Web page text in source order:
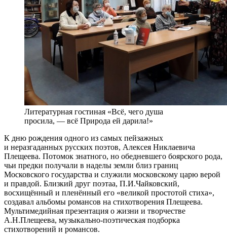
Литературная гостиная «Всё, чего душа
просила, — всё Природа ей дарила!»
К дню рождения одного из самых пейзажных
и неразгаданных русских поэтов, Алексея Никлаевича
Плещеева. Потомок знатного, но обедневшего боярского рода,
чьи предки получали в наделы земли близ границ
Московского государства и служили московскому царю верой
и правдой. Близкий друг поэтаа, П.И.Чайковский,
восхищённый и пленённый его «великой простотой стиха»,
создавал альбомы романсов на стихотворения Плещеева.
Мультимедийная презентация о жизни и творчестве
А.Н.Плещеева, музыкально-поэтическая подборка
стихотворений и романсов.